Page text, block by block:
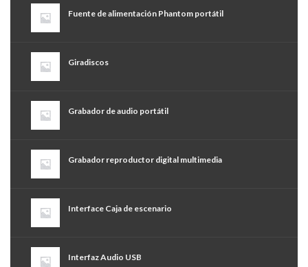
Fuente de alimentación Phantom portátil
Giradiscos
Grabador de audio portátil
Grabador reproductor digital multimedia
Interface Caja de escenario
Interfaz Audio USB